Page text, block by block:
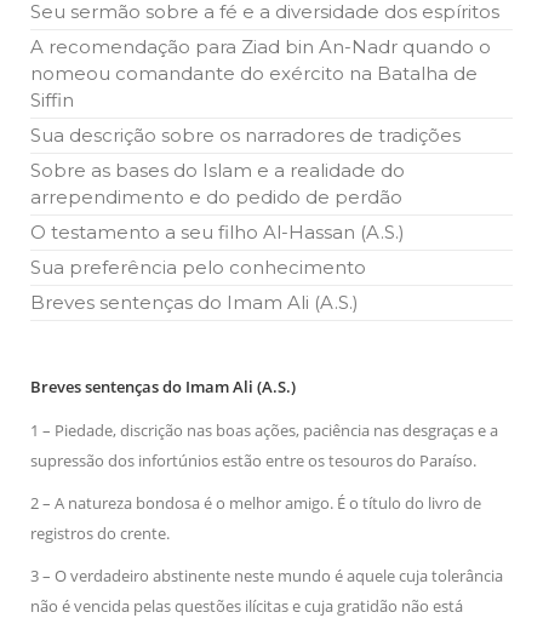
Seu sermão sobre a fé e a diversidade dos espíritos
A recomendação para Ziad bin An-Nadr quando o
nomeou comandante do exército na Batalha de
Siffin
Sua descrição sobre os narradores de tradições
Sobre as bases do Islam e a realidade do
arrependimento e do pedido de perdão
O testamento a seu filho Al-Hassan (A.S.)
Sua preferência pelo conhecimento
Breves sentenças do Imam Ali (A.S.)
Breves sentenças do Imam Ali (A.S.)
1 – Piedade, discrição nas boas ações, paciência nas desgraças e a
supressão dos infortúnios estão entre os tesouros do Paraíso.
2 – A natureza bondosa é o melhor amigo. É o título do livro de
registros do crente.
3 – O verdadeiro abstinente neste mundo é aquele cuja tolerância
não é vencida pelas questões ilícitas e cuja gratidão não está